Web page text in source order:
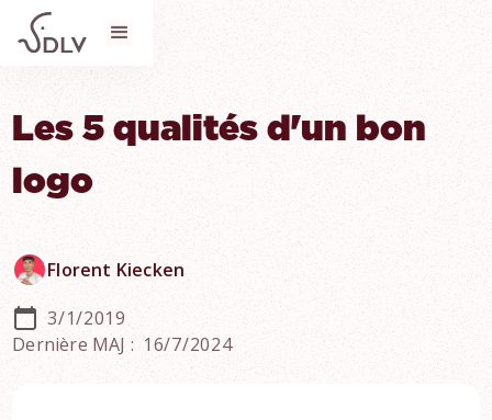
Les 5 qualités d'un bon
logo
Florent Kiecken
3/1/2019
Dernière MAJ : 16/7/2024